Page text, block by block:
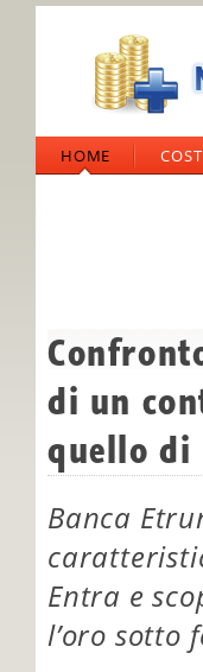
HOME
di un
quello di
Banca
Entra e
l’oro sotto